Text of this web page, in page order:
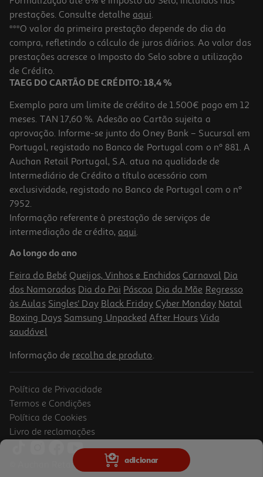
adicionar
5.0
Cominhos Margão Moídos Bio 30g
99.67 €/Kg
2,99 €
prestações. Consulte detalhe aqui.
***O valor da primeira prestação depende do dia da
compra, refletindo o cálculo de juros diários. Ao valor das
prestações acresce o Imposto do Selo sobre a utilização
de Crédito.
TAEG DO CARTÃO DE CRÉDITO: 18,4 %
Exemplo para um limite de crédito de 1.500€ pago em 12
meses. TAN 17,60 %. Adesão ao Cartão sujeita a
aprovação. Informe-se junto do Oney Bank – Sucursal em
Portugal, registado no Banco de Portugal com o nº 881. A
Auchan Retail Portugal, S.A. atua na qualidade de
Intermediário de Crédito a título acessório com
exclusividade, registado no Banco de Portugal com o nº
7952.
Informação referente à prestação de serviços de
intermediação de crédito, aqui.
Ao longo do ano
Feira do Bebé Queijos, Vinhos e Enchidos Carnaval Dia
dos Namorados Dia do Pai Páscoa Dia da Mãe Regresso
às Aulas Singles' Day Black Friday Cyber Monday Natal
Boxing Days Samsung Unpacked After Hours Vida
saudável
Informação de recolha de produto.
Política de Privacidade
Termos e Condições
Política de Cookies
Livro de reclamações
© Auchan Retail Portugal